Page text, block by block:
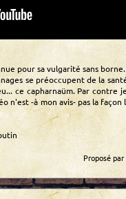
pour sa vulgarité sans borne.
se préoccupent de la
ce capharnaüm. Par contre
n'est -à mon avis- pas la
Proposé